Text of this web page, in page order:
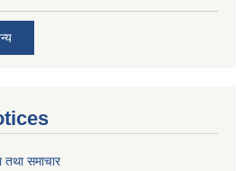
तथा समाचार